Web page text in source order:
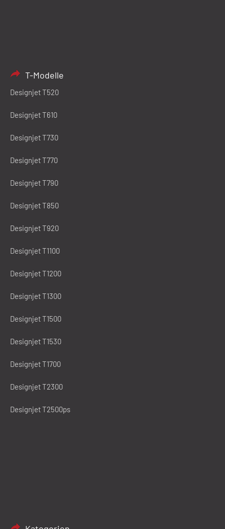
T-Modelle
Designjet T520
Designjet T610
Designjet T730
Designjet T770
Designjet T790
Designjet T850
Designjet T920
Designjet T1100
Designjet T1200
Designjet T1300
Designjet T1500
Designjet T1530
Designjet T1700
Designjet T2300
Designjet T2500ps